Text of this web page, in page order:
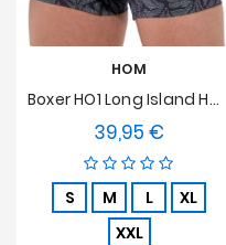
HOM
Boxer HO1 Long Island HOM
39,95 €
S M L
XL
XXL